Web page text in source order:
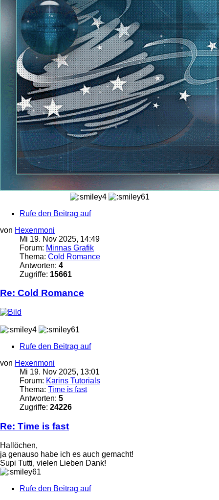
Rufe den Beitrag auf
von Hexenmoni
Mi 19. Nov 2025, 14:49
Forum: Minnas Grafik
Thema: Cold Romance
Antworten: 4
Zugriffe: 15661
Re: Cold Romance
Rufe den Beitrag auf
von Hexenmoni
Mi 19. Nov 2025, 13:01
Forum: Karins Tutorials
Thema: Time is fast
Antworten: 5
Zugriffe: 24226
Re: Time is fast
Hallöchen,
ja genauso habe ich es auch gemacht!
Supi Tutti, vielen Lieben Dank!
Rufe den Beitrag auf